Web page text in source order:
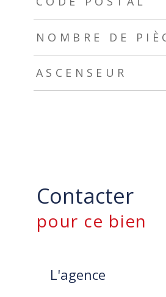
NOMBRE DE
ASCENSEUR
Contacter
pour ce bien
L'agence